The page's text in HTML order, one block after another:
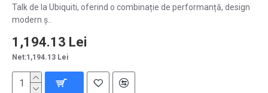
Talk de la Ubiquiti, oferind o combinație de performanță, design
modern ș..
1,194.13 Lei
Net:1,194.13 Lei